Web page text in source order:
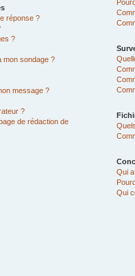
réponse ?
?
mon sondage ?
message ?
?
de rédaction de
Qui
Qui